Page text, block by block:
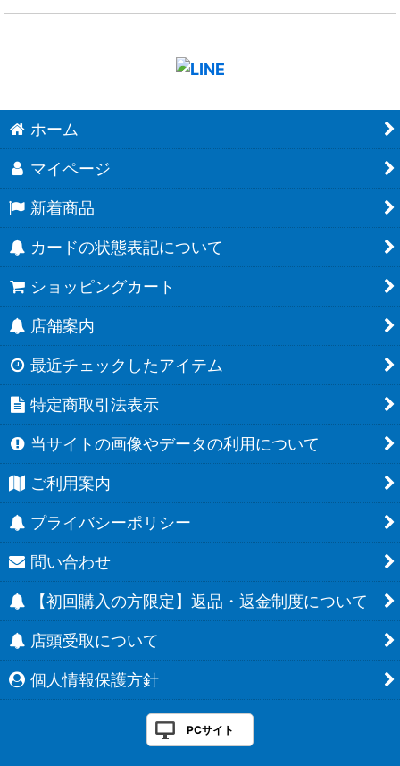
ホーム
マイページ
新着商品
カードの状態表記について
ショッピングカート
店舗案内
最近チェックしたアイテム
特定商取引法表示
当サイトの画像やデータの利用について
ご利用案内
プライバシーポリシー
問い合わせ
【初回購入の方限定】返品・返金制度について
店頭受取について
個人情報保護方針
PCサイト